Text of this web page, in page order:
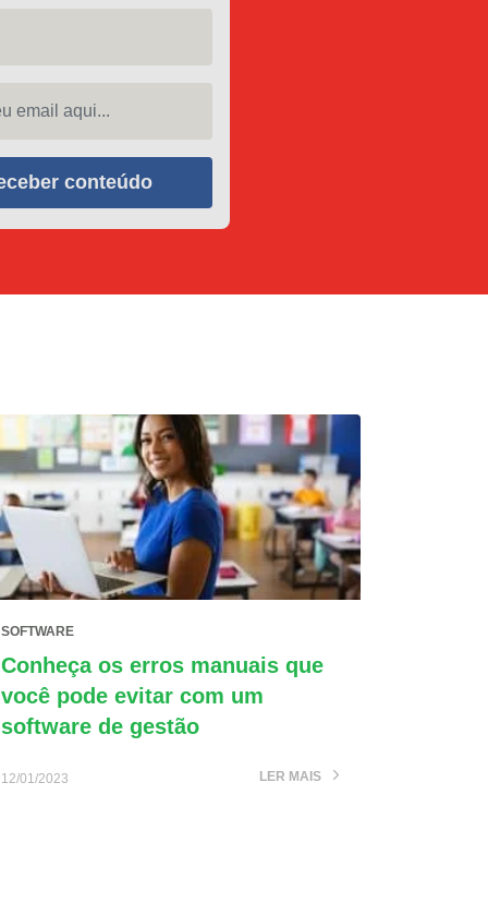
conteúdo
SOFTWARE
Conheça os erros manuais que
você pode evitar com um
software de gestão
12/01/2023 LER MAIS